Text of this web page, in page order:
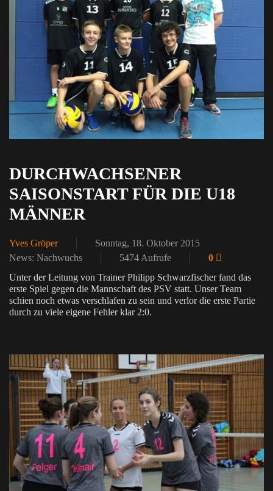
DURCHWACHSENER
SAISONSTART FÜR DIE U18
MÄNNER
Yves Gröper
Sonntag, 18. Oktober 2015
News: Nachwuchs
5474 Aufrufe
0
Unter der Leitung von Trainer Philipp Schwarzfischer fand das
erste Spiel gegen die Mannschaft des PSV statt. Unser Team
schien noch etwas verschlafen zu sein und verlor die erste Partie
durch zu viele eigene Fehler klar 2:0.